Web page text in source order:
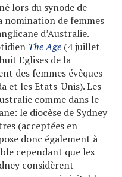
lors du synode de
nomination de femmes
d’Australie.
The Age (4 juillet
Eglises de la
des femmes évêques
et les Etats-Unis). Les
comme dans le
le diocèse de Sydney
(acceptées en
donc également à
cependant que les
considèrent